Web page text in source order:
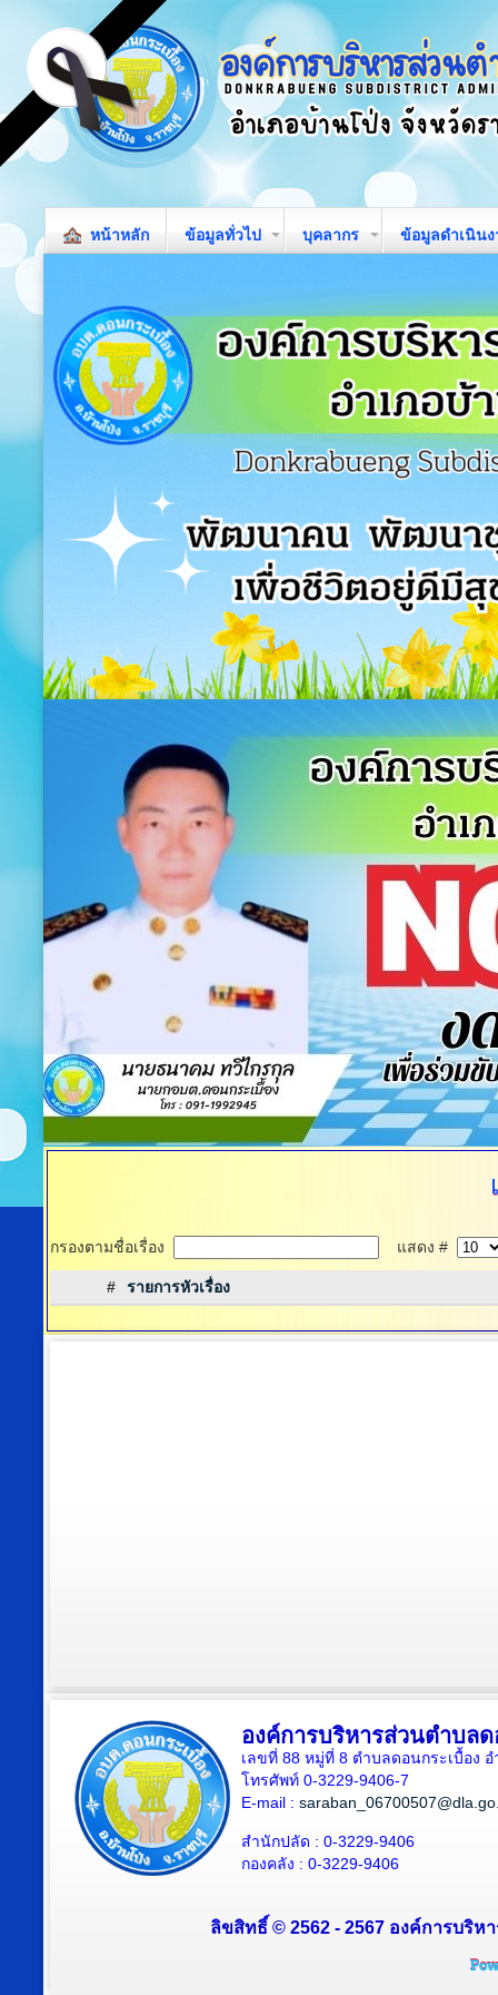
หน้าหลัก ข้อมูลทั่วไป บุคลากร ข้อมูลดำเนิน
กรองตามชื่อเรื่อง แสดง #
# รายการหัวเรื่อง
องค์การบริหารส่วนตำบลด
เลขที่ 88 หมู่ที่ 8 ตำบลดอนกระเบื้อง
โทรศัพท์ 0-3229-9406-7
E-mail :
สำนักปลัด : 0-3229-9406
กองคลัง : 0-3229-9406
ลิขสิทธิ์ © 2562 - 2567 องค์การบริห